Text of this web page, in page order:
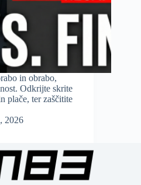
in obrabo,
Odkrijte skrite
plače, ter zaščitite
2026